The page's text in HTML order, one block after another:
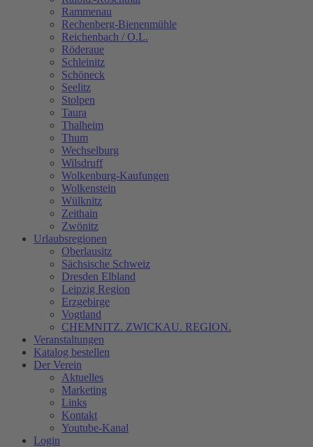
Rammenau
Rechenberg-Bienenmühle
Reichenbach / O.L.
Röderaue
Schleinitz
Schöneck
Seelitz
Stolpen
Taura
Thalheim
Thum
Wechselburg
Wilsdruff
Wolkenburg-Kaufungen
Wolkenstein
Wülknitz
Zeithain
Zwönitz
Urlaubsregionen
Oberlausitz
Sächsische Schweiz
Dresden Elbland
Leipzig Region
Erzgebirge
Vogtland
CHEMNITZ. ZWICKAU. REGION.
Veranstaltungen
Katalog bestellen
Der Verein
Aktuelles
Marketing
Links
Kontakt
Youtube-Kanal
Login